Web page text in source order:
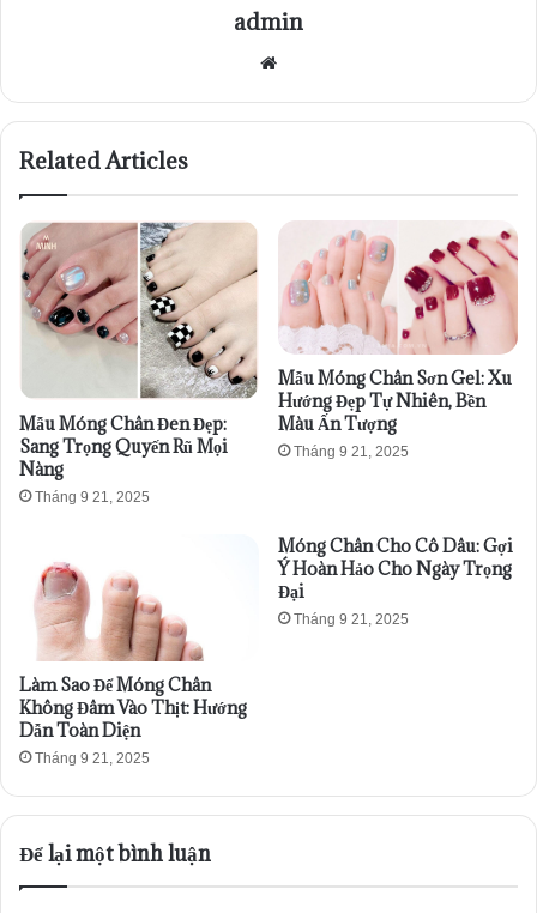
admin
Website
Related Articles
Mẫu Móng Chân Đen Đẹp:
Sang Trọng Quyến Rũ Mọi
Nàng
Tháng 9 21, 2025
Mẫu Móng Chân Sơn Gel: Xu
Hướng Đẹp Tự Nhiên, Bền
Màu Ấn Tượng
Tháng 9 21, 2025
Làm Sao Để Móng Chân
Không Đâm Vào Thịt: Hướng
Dẫn Toàn Diện
Tháng 9 21, 2025
Móng Chân Cho Cô Dâu: Gợi
Ý Hoàn Hảo Cho Ngày Trọng
Đại
Tháng 9 21, 2025
Để lại một bình luận